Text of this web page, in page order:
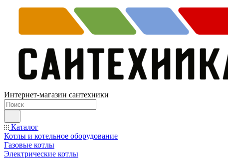
Интернет-магазин сантехники
Каталог
Котлы и котельное оборудование
Газовые котлы
Электрические котлы